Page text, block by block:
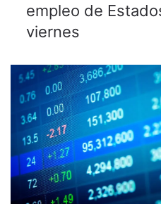
empleo de
viernes